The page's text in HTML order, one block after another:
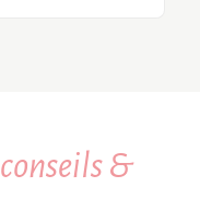
conseils &